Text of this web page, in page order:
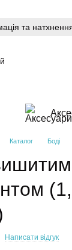
та
Каталог Боді
Написати відгук